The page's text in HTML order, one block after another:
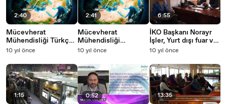
2:40
Mücevherat
Mühendisliği Türkçe
Tanıtım
10 yıl önce
1:15
2:41
Mücevherat
Mühendisliği
İngilizce Tanıtım
10 yıl önce
0:52
6:55
İKO Başkanı Norayr
İşler, Yurt dışı fuar ve
pazarını yakında takip
10 yıl önce
13:35